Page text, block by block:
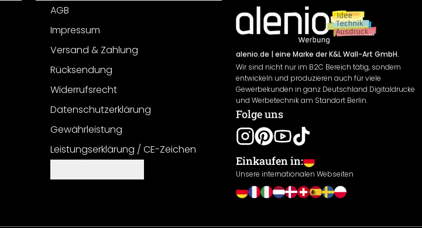
AGB
Impressum
Versand & Zahlung
Rücksendung
Widerrufsrecht
Datenschutzerklärung
Gewährleistung
Leistungserklärung / CE-Zeichen
alenio.de | eine Marke der K&L Wall-Art GmbH.
Wir sind nicht nur im B2C Bereich tätig, sondern
entwickeln und produzieren auch für viele
Gewerbekunden in ganz Deutschland Digitaldrucke
und Werbetechnik am Standort Berlin.
Folge uns
Einkaufen in:
Unsere internationalen Webseiten